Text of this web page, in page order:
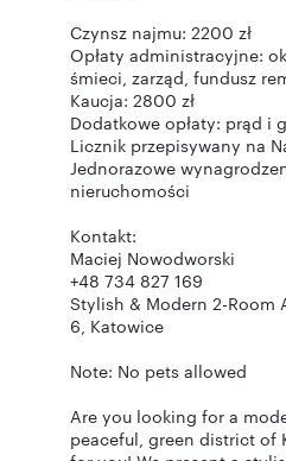
Czynsz najmu: 2200 zł
Opłaty administracyjne:
śmieci, zarząd, fundusz
Kaucja: 2800 zł
Dodatkowe opłaty: prąd i
Licznik przepisywany na
Jednorazowe
nieruchomości
Kontakt:
Maciej Nowodworski
+48 734 827 169
Stylish & Modern 2-Room
6, Katowice
Note: No pets allowed
Are you looking for a
peaceful, green district of